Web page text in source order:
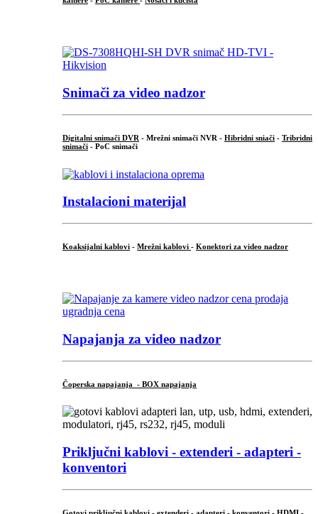
Snimači za video nadzor
Digitalni snimači DVR - Mrežni snimači NVR - Hibridni sniači - Tribridni
snimači - PoC snimači
Instalacioni materijal
Koaksijalni kablovi - Mrežni kablovi - Konektori za video nadzor
Napajanja za video nadzor
Čoperska napajanja - BOX napajanja
Priključni kablovi - extenderi - adapteri -
konventori